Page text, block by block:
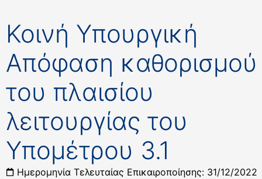
Κοινή Υπουργική
Απόφαση καθορισμού
του πλαισίου
λειτουργίας του
Υπομέτρου 3.1
Ημερομηνία Τελευταίας Επικαιροποίησης: 31/12/2022